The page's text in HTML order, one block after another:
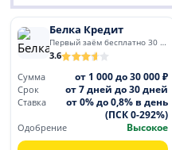
Белка Кредит
Первый заём бесплатно 30 дней
3.6
Сумма
от 1 000 до 30 000 ₽
Срок от 7 дней до 30 дней
Ставка
от 0% до 0,8% в день
(ПСК 0-292%)
Одобрение Высокое